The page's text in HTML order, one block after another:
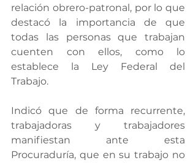
relación obrero-patronal, por lo que
destacó la importancia de que
todas las personas que trabajan
cuenten con ellos, como lo
establece la Ley Federal del
Trabajo.
Indicó que de forma recurrente,
trabajadoras y trabajadores
manifiestan ante esta
Procuraduría, que en su trabajo no